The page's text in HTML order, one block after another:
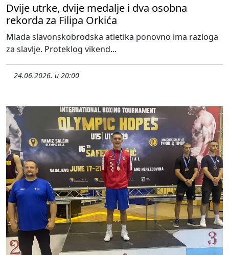
Dvije utrke, dvije medalje i dva osobna
rekorda za Filipa Orkića
Mlada slavonskobrodska atletika ponovno ima razloga
za slavlje. Proteklog vikend...
24.06.2026. u 20:00